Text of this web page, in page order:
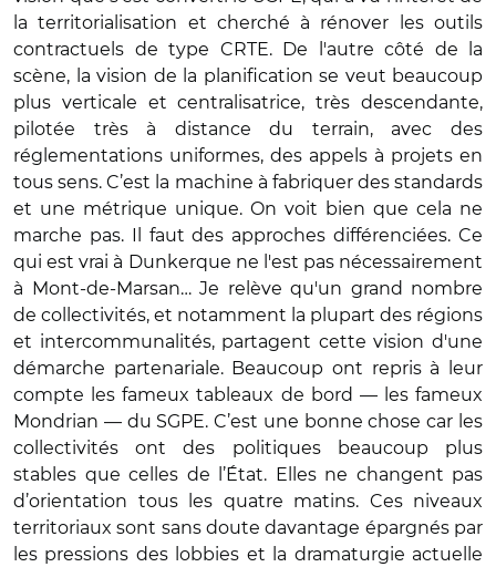
la territorialisation et cherché à rénover les outils
contractuels de type CRTE. De l'autre côté de la
scène, la vision de la planification se veut beaucoup
plus verticale et centralisatrice, très descendante,
pilotée très à distance du terrain, avec des
réglementations uniformes, des appels à projets en
tous sens. C’est la machine à fabriquer des standards
et une métrique unique. On voit bien que cela ne
marche pas. Il faut des approches différenciées. Ce
qui est vrai à Dunkerque ne l'est pas nécessairement
à Mont-de-Marsan… Je relève qu'un grand nombre
de collectivités, et notamment la plupart des régions
et intercommunalités, partagent cette vision d'une
démarche partenariale. Beaucoup ont repris à leur
compte les fameux tableaux de bord — les fameux
Mondrian — du SGPE. C’est une bonne chose car les
collectivités ont des politiques beaucoup plus
stables que celles de l’État. Elles ne changent pas
d’orientation tous les quatre matins. Ces niveaux
territoriaux sont sans doute davantage épargnés par
les pressions des lobbies et la dramaturgie actuelle